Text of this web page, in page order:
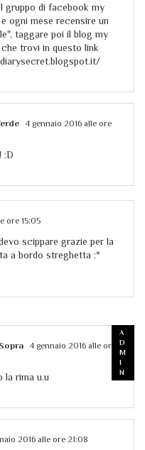
gruppo di facebook my
ogni mese recensire un
taggare poi il blog my
trovi in questo link
4 gennaio 2016 alle ore
:D
ore 15:05
scippare grazie per la
a bordo streghetta :*
4 gennaio 2016 alle ore
la rima u.u
2016 alle ore 21:08